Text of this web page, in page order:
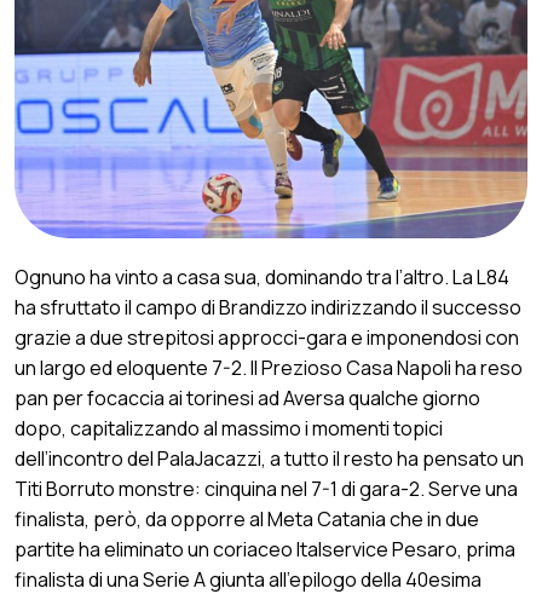
Ognuno ha vinto a casa sua, dominando tra l’altro. La L84
ha sfruttato il campo di Brandizzo indirizzando il successo
grazie a due strepitosi approcci-gara e imponendosi con
un largo ed eloquente 7-2. Il Prezioso Casa Napoli ha reso
pan per focaccia ai torinesi ad Aversa qualche giorno
dopo, capitalizzando al massimo i momenti topici
dell’incontro del PalaJacazzi, a tutto il resto ha pensato un
Titi Borruto monstre: cinquina nel 7-1 di gara-2. Serve una
finalista, però, da opporre al Meta Catania che in due
partite ha eliminato un coriaceo Italservice Pesaro, prima
finalista di una Serie A giunta all’epilogo della 40esima